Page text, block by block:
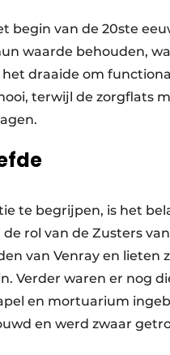
begin van de 20ste
waarde behouden,
het draaide om
terwijl de zorgflats
te begrijpen, is het
rol van de Zusters
van Venray en lieten
Verder waren er nog
en mortuarium
en werd zwaar